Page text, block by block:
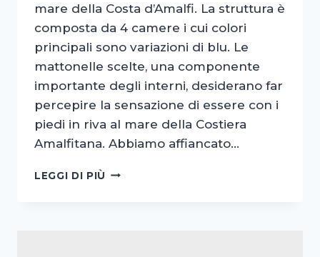
mare della Costa d’Amalfi. La struttura è
composta da 4 camere i cui colori
principali sono variazioni di blu. Le
mattonelle scelte, una componente
importante degli interni, desiderano far
percepire la sensazione di essere con i
piedi in riva al mare della Costiera
Amalfitana. Abbiamo affiancato…
LEGGI DI PIÙ 4BLU